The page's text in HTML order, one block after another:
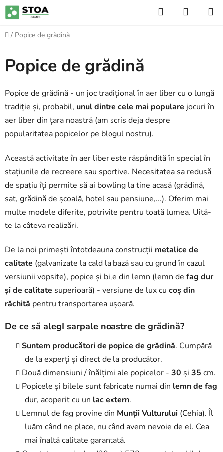
Treci
la
conținut
Căutare
DE
Acasă
/ Popice de grădină
Popice de grădină
Popice de grădină - un joc tradițional în aer liber cu o lungă
tradiție și, probabil, unul dintre cele mai populare jocuri în
aer liber din țara noastră (am scris deja despre
popularitatea popicelor pe blogul nostru).
Această activitate în aer liber este răspândită în special în
stațiunile de recreere sau sportive. Necesitatea sa redusă
de spațiu îți permite să ai bowling la tine acasă (grădină,
sat, grădină de școală, hotel sau pensiune,...). Oferim mai
multe modele diferite, potrivite pentru toată lumea. Uită-
te la câteva realizări.
De la noi primești întotdeauna construcții metalice de
calitate (galvanizate la cald la bază sau cu grund în cazul
versiunii vopsite), popice și bile din lemn (lemn de fag dur
și de calitate superioară) - versiune de lux cu coș din
răchită pentru transportarea ușoară.
De ce să alegI sarpale noastre de grădină?
Suntem producători de popice de grădină. Cumpără
de la experți și direct de la producător.
Două dimensiuni / înălțimi ale popicelor - 30 și 35 cm.
Popicele și bilele sunt fabricate numai din lemn de fag
dur, acoperit cu un lac extern.
Lemnul de fag provine din Munții Vulturului (Cehia). Îl
luăm când ne place, nu când avem nevoie de el. Cea
mai înaltă calitate garantată.